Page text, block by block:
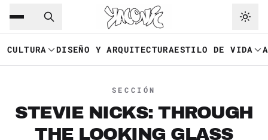
Saltar al contenido principal
CULTURA DISEÑO Y ARQUITECTURAESTILO DE VIDA
SECCIÓN
STEVIE NICKS: THROUGH
THE LOOKING GLASS